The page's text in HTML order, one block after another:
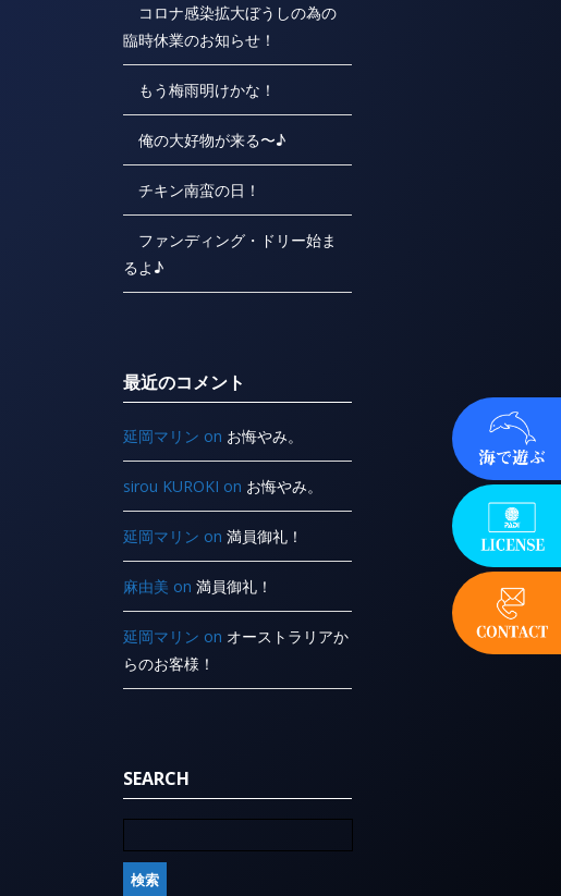
コロナ感染拡大ぼうしの為の
臨時休業のお知らせ！
もう梅雨明けかな！
俺の大好物が来る〜♪
チキン南蛮の日！
ファンディング・ドリー始ま
るよ♪
最近のコメント
延岡マリン on お悔やみ。
sirou KUROKI on お悔やみ。
延岡マリン on満員御礼！
麻由美 on満員御礼！
延岡マリン on オーストラリアか
らのお客様！
SEARCH